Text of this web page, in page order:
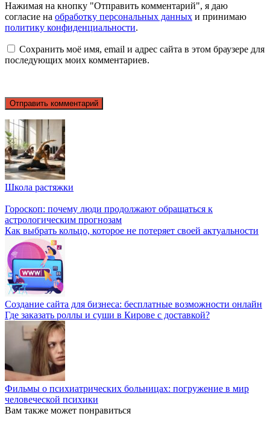
Нажимая на кнопку "Отправить комментарий", я даю
согласие на обработку персональных данных и принимаю
политику конфиденциальности.
Сохранить моё имя, email и адрес сайта в этом браузере для
последующих моих комментариев.
Школа растяжки
Гороскоп: почему люди продолжают обращаться к
астрологическим прогнозам
Как выбрать кольцо, которое не потеряет своей актуальности
Создание сайта для бизнеса: бесплатные возможности онлайн
Где заказать роллы и суши в Кирове с доставкой?
Фильмы о психиатрических больницах: погружение в мир
человеческой психики
Вам также может понравиться